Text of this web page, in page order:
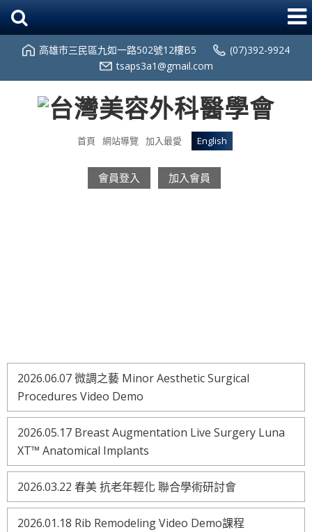
高雄市三民區九如一路502號12樓B5
(07)392-9924
tsaps3a1@gmail.com
首頁 網站導覽 加入最愛 English
會員登入 加入會員
2026.06.07 微調之藝 Minor Aesthetic Surgical
Procedures Video Demo
2026.05.17 Breast Augmentation Live Surgery Luna
XT™ Anatomical Implants
2026.03.22 春美 抗老年輕化 聯合學術研討會
2026.01.18 Rib Remodeling Video Demo課程